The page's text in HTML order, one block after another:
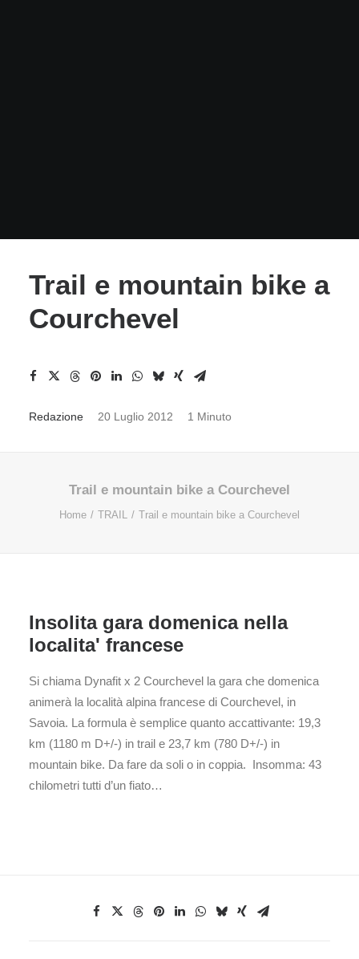
Trail e mountain bike a
Courchevel
Redazione 20 Luglio 2012 1 Minuto
Trail e mountain bike a Courchevel
Home TRAIL Trail e mountain bike a Courchevel
Insolita gara domenica nella
localita' francese
Si chiama Dynafit x 2 Courchevel la gara che domenica
animerà la località alpina francese di Courchevel, in
Savoia. La formula è semplice quanto accattivante: 19,3
km (1180 m D+/-) in trail e 23,7 km (780 D+/-) in
mountain bike. Da fare da soli o in coppia. Insomma: 43
chilometri tutti d’un fiato…